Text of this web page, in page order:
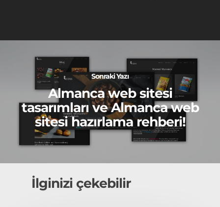
Sonraki Yazı
Almanca web sitesi
tasarımları ve Almanca web
sitesi hazırlama rehberi!
İlginizi çekebilir